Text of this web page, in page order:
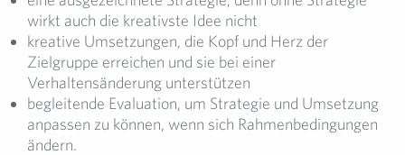
wirkt auch die kreativste Idee nicht
kreative Umsetzungen, die Kopf und Herz der
Zielgruppe erreichen und sie bei einer
Verhaltensänderung unterstützen
begleitende Evaluation, um Strategie und Umsetzung
anpassen zu können, wenn sich Rahmenbedingungen
ändern.